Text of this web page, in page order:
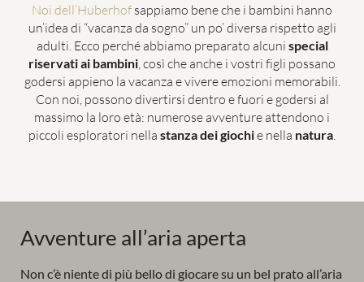
Parco avventura all’aperto
Fattoria didattica
Area giochi indoor
Percorso panoramico
PISCINE LAST MINUTE
COPPIE
Noi dell’Huberhof sappiamo bene che i bambini hanno
un’idea di “vacanza da sogno” un po’ diversa rispetto agli
adulti. Ecco perché abbiamo preparato alcuni special
riservati ai bambini , così che anche i vostri figli possano
godersi appieno la vacanza e vivere emozioni memorabili.
Con noi, possono divertirsi dentro e fuori e godersi al
massimo la loro età: numerose avventure attendono i
piccoli esploratori nella stanza dei giochie nella natura
Avventure all’aria aperta
Non c’è niente di più bello di giocare su un bel prato all’aria